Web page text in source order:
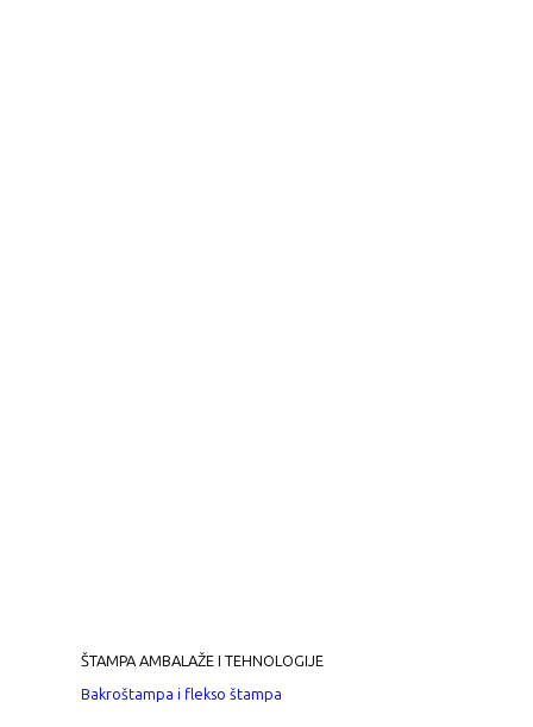
ŠTAMPA AMBALAŽE I TEHNOLOGIJE
Bakroštampa i flekso štampa